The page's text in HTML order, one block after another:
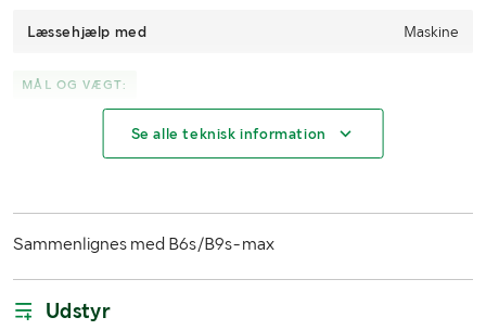
Læssehjælp med Maskine
MÅL OG VÆGT:
Se alle teknisk information
Sammenlignes med B6s/B9s-max
Udstyr